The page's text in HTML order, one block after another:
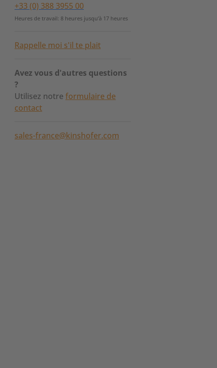
+33 (0) 388 3955 00
Heures de travail: 8 heures jusqu’à 17 heures
Rappelle moi s'il te plait
Avez vous d'autres questions
?
Utilisez notre formulaire de
contact
sales-france@kinshofer.com